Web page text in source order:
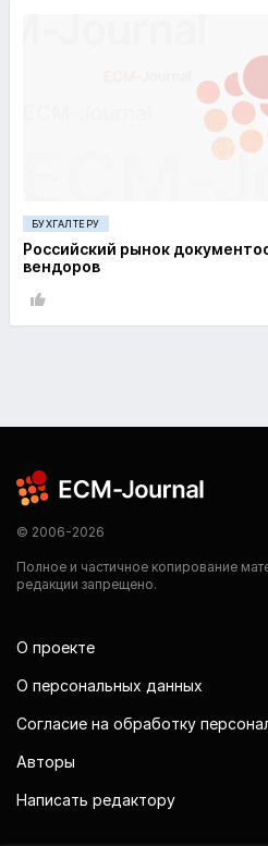
БУХГАЛТЕРУ
Российский рынок
вендоров
© 2006-2026
Полное и частичное копирование
редакции запрещено.
О проекте
О персональных данных
Согласие на обработку
Авторы
Написать редактору